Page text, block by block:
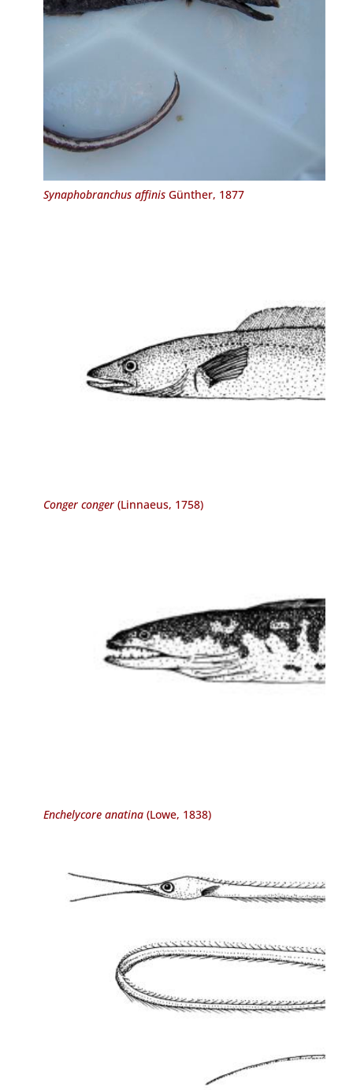
Synaphobranchus affinisGünther, 1877
Conger conger(Linnaeus, 1758)
Enchelycore anatina(Lowe, 1838)